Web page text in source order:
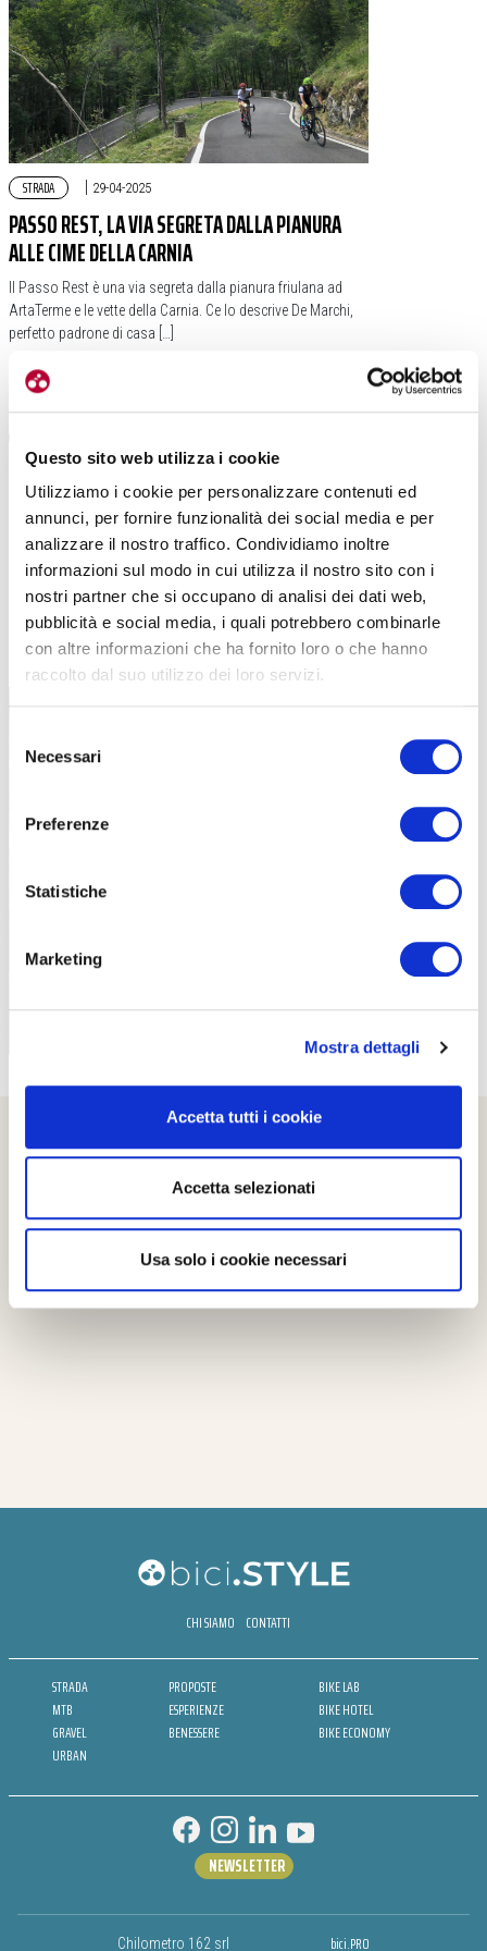
Questo sito web utilizza i cookie
Utilizziamo i cookie per personalizzare contenuti ed
annunci, per fornire funzionalità dei social media e per
analizzare il nostro traffico. Condividiamo inoltre
informazioni sul modo in cui utilizza il nostro sito con i
nostri partner che si occupano di analisi dei dati web,
pubblicità e social media, i quali potrebbero combinarle
con altre informazioni che ha fornito loro o che hanno
raccolto dal suo utilizzo dei loro servizi.
delNecessari
Preferenze
Statistiche
Marketing
Mostra dettagli
Accetta tutti i cookie
Accetta selezionati
Usa solo i cookie necessari
STRADA | 29-04-2025
PASSO REST, LA VIA SEGRETA DALLA PIANURA
ALLE CIME DELLA CARNIA
Il Passo Rest è una via segreta dalla pianura friulana ad
ArtaTerme e le vette della Carnia. Ce lo descrive De Marchi,
perfetto padrone di casa […]
#FRIULI VENEZIA GIULIA
#ALESSANDRO DE MARCHI
TUTTE LE CATEGORIE DEL MAGAZINE
CHI SIAMO CONTATTI
STRADA
MTB
GRAVEL
URBAN
PROPOSTE
ESPERIENZE
BENESSERE
BIKE LAB
BIKE HOTEL
BIKE ECONOMY
Chilometro 162 srl bici.PRO
NEWSLETTER